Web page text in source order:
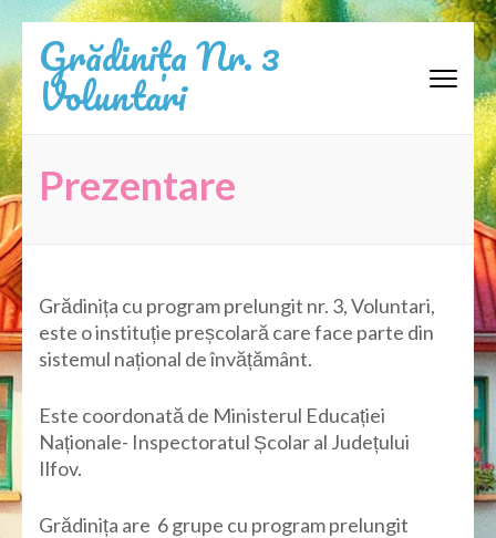
la
conținut
(apasă
Enter)
Grădinița Nr. 3
Voluntari
Prezentare
Grădinița cu program prelungit nr. 3, Voluntari,
este o instituție preșcolară care face parte din
sistemul național de învățământ.
Este coordonată de Ministerul Educației
Naționale- Inspectoratul Școlar al Județului
Ilfov.
Grădinița are 6 grupe cu program prelungit